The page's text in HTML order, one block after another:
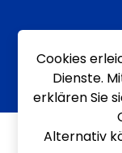
Cookies
Dienste.
erklären Sie
Alternativ